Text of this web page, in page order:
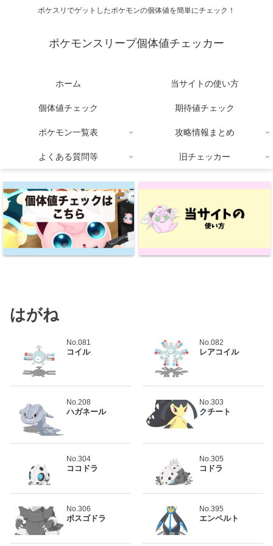
ポケスリでゲットしたポケモンの個体値を簡単にチェック！
ポケモンスリープ個体値チェッカー
ホーム 当サイトの使い方
個体値チェック 期待値チェック
ポケモン一覧表 攻略情報まとめ
よくある質問等 旧チェッカー
はがね
No.081
コイル
No.082
レアコイル
No.208
ハガネール
No.303
クチート
No.304
ココドラ
No.305
コドラ
No.306
ボスゴドラ
No.395
エンペルト